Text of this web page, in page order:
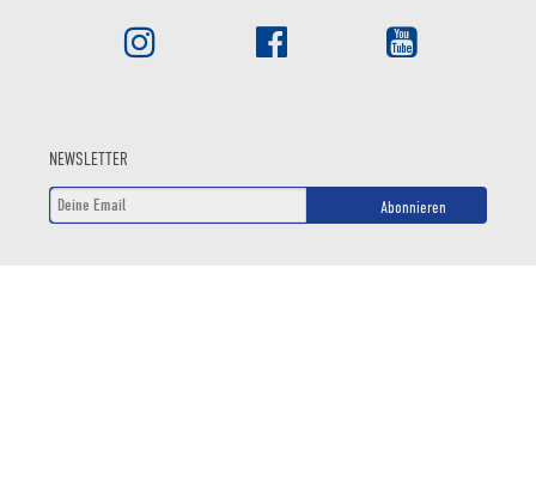
NEWSLETTER
Abonnieren